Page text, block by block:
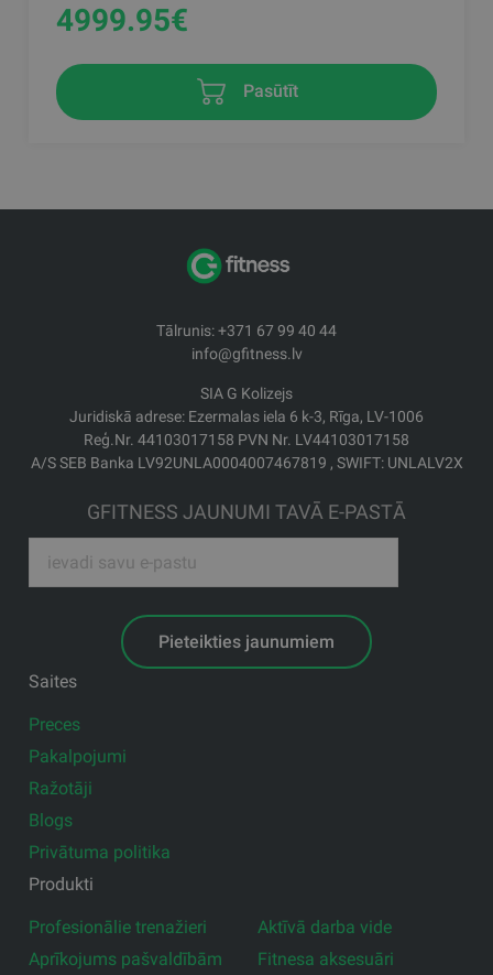
4999.95€
Pasūtīt
Tālrunis: +371 67 99 40 44
info@gfitness.lv
SIA G Kolizejs
Juridiskā adrese: Ezermalas iela 6 k-3, Rīga, LV-1006
Reģ.Nr. 44103017158 PVN Nr. LV44103017158
A/S SEB Banka LV92UNLA0004007467819 , SWIFT: UNLALV2X
GFITNESS JAUNUMI TAVĀ E-PASTĀ
Pieteikties jaunumiem
Saites
Preces
Pakalpojumi
Ražotāji
Blogs
Privātuma politika
Produkti
Profesionālie trenažieri
Aprīkojums pašvaldībām
Aktīvā darba vide
Fitnesa aksesuāri